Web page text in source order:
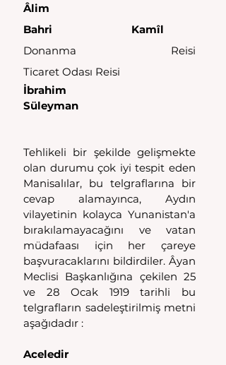
Âlim
Bahri
Kamîl
Donanma Reisi
Ticaret Odası Reisi
İbrahim
Süleyman
Tehlikeli bir şekilde gelişmekte
olan durumu çok iyi tespit eden
Manisalılar, bu telgraflarına bir
cevap alamayınca, Aydın
vilayetinin kolayca Yunanistan'a
bırakılamayacağını ve vatan
müdafaası için her çareye
başvuracaklarını bildirdiler. Âyan
Meclisi Başkanlığına çekilen 25
ve 28 Ocak 1919 tarihli bu
telgrafların sadeleştirilmiş metni
aşağıdadır :
Aceledir